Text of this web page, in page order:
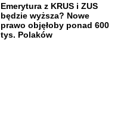
Emerytura z KRUS i ZUS
będzie wyższa? Nowe
prawo objęłoby ponad 600
tys. Polaków